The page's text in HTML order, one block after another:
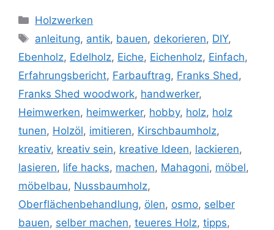
Kategorien
Holzwerken
Schlagwörter
anleitung, antik, bauen, dekorieren, DIY,
Ebenholz, Edelholz, Eiche, Eichenholz, Einfach,
Erfahrungsbericht, Farbauftrag, Franks Shed,
Franks Shed woodwork, handwerker,
Heimwerken, heimwerker, hobby, holz, holz
tunen, Holzöl, imitieren, Kirschbaumholz,
kreativ, kreativ sein, kreative Ideen, lackieren,
lasieren, life hacks, machen, Mahagoni, möbel,
möbelbau, Nussbaumholz,
Oberflächenbehandlung, ölen, osmo, selber
bauen, selber machen, teueres Holz, tipps,